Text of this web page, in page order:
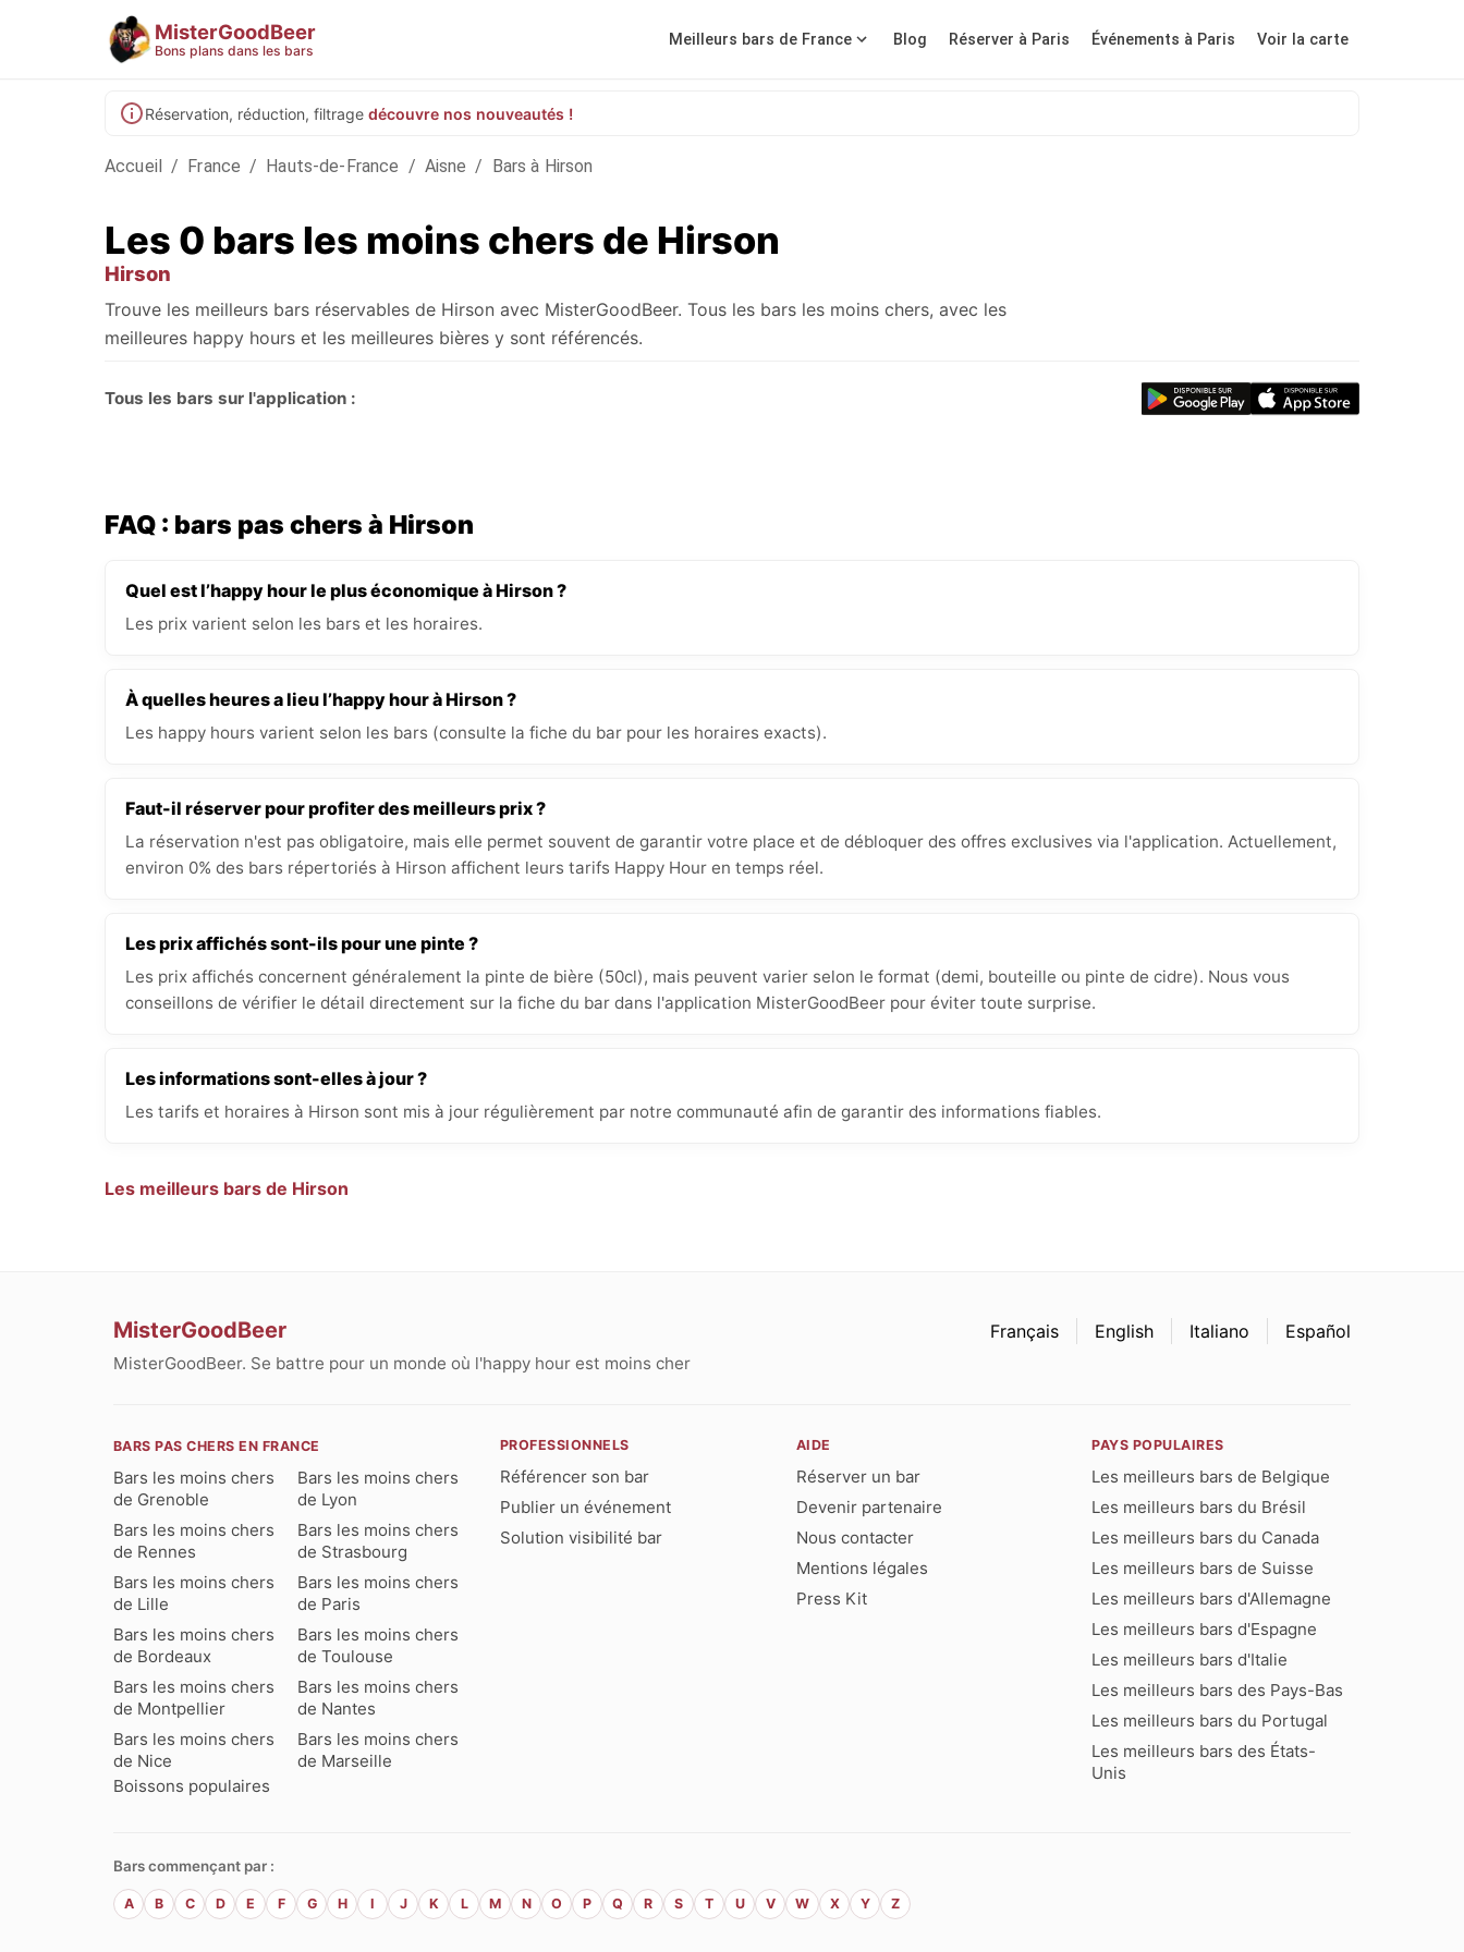
MisterGoodBeer
Bons plans dans les bars
Meilleurs bars de France Blog Réserver à Paris Événements à Paris Voir la carte
Réservation, réduction, filtrage découvre nos nouveautés !
Accueil / France / Hauts-de-France / Aisne / Bars à Hirson
Les 0 bars les moins chers de Hirson
Hirson
Trouve les meilleurs bars réservables de Hirson avec MisterGoodBeer. Tous les bars les moins chers, avec les
meilleures happy hours et les meilleures bières y sont référencés.
Tous les bars sur l'application :
FAQ : bars pas chers à Hirson
Quel est l’happy hour le plus économique à Hirson ?
Les prix varient selon les bars et les horaires.
À quelles heures a lieu l’happy hour à Hirson ?
Les happy hours varient selon les bars (consulte la fiche du bar pour les horaires exacts).
Faut-il réserver pour profiter des meilleurs prix ?
La réservation n'est pas obligatoire, mais elle permet souvent de garantir votre place et de débloquer des offres exclusives via l'application. Actuellement,
environ 0% des bars répertoriés à Hirson affichent leurs tarifs Happy Hour en temps réel.
Les prix affichés sont-ils pour une pinte ?
Les prix affichés concernent généralement la pinte de bière (50cl), mais peuvent varier selon le format (demi, bouteille ou pinte de cidre). Nous vous
conseillons de vérifier le détail directement sur la fiche du bar dans l'application MisterGoodBeer pour éviter toute surprise.
Les informations sont-elles à jour ?
Les tarifs et horaires à Hirson sont mis à jour régulièrement par notre communauté afin de garantir des informations fiables.
Les meilleurs bars de Hirson
MisterGoodBeer
MisterGoodBeer. Se battre pour un monde où l'happy hour est moins cher
Français English Italiano Español
BARS PAS CHERS EN FRANCE
Bars les moins chers
de Grenoble
Bars les moins chers
de Lyon
Bars les moins chers
de Rennes
Bars les moins chers
de Strasbourg
Bars les moins chers
de Lille
Bars les moins chers
de Paris
Bars les moins chers
de Bordeaux
Bars les moins chers
de Toulouse
Bars les moins chers
de Montpellier
Bars les moins chers
de Nantes
Bars les moins chers
de Nice
Bars les moins chers
de Marseille
Boissons populaires
PROFESSIONNELS
Référencer son bar
Publier un événement
Solution visibilité bar
AIDE
Réserver un bar
Devenir partenaire
Nous contacter
Mentions légales
Press Kit
PAYS POPULAIRES
Les meilleurs bars de Belgique
Les meilleurs bars du Brésil
Les meilleurs bars du Canada
Les meilleurs bars de Suisse
Les meilleurs bars d'Allemagne
Les meilleurs bars d'Espagne
Les meilleurs bars d'Italie
Les meilleurs bars des Pays-Bas
Les meilleurs bars du Portugal
Les meilleurs bars des États-
Unis
Bars commençant par :
A B C D E F G H I J K L M N O P Q R S T U V W X Y Z